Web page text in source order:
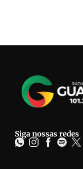
Siga nossas redes